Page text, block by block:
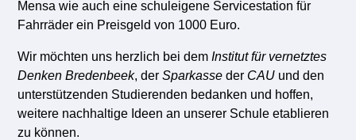
Mensa wie auch eine schuleigene Servicestation für
Fahrräder ein Preisgeld von 1000 Euro.
Wir möchten uns herzlich bei demInstitut für vernetztes
Denken Bredenbeek, derSparkasse der CAU und den
unterstützenden Studierenden bedanken und hoffen,
weitere nachhaltige Ideen an unserer Schule etablieren
zu können.